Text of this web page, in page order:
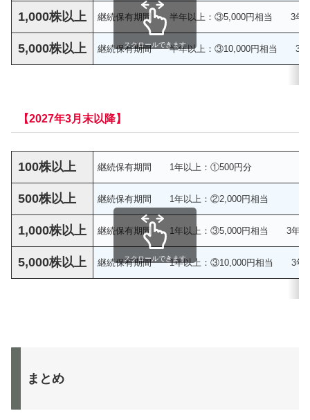
1,000株以上 継続保有期間 半年以上：③5,000円相当 3年以
5,000株以上 継続保有期間 半年以上：③10,000円相当 3年
スクロールできます
【2027年3月末以降】
100株以上 継続保有期間 1年以上：①500円分
500株以上 継続保有期間 1年以上：②2,000円相当
1,000株以上 継続保有期間 1年以上：③5,000円相当 3年以
5,000株以上 継続保有期間 1年以上：③10,000円相当 3年以
スクロールできます
まとめ